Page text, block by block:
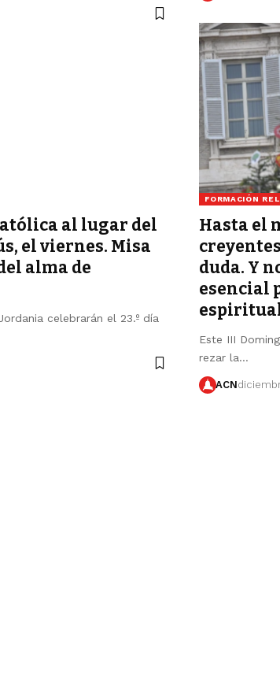
al lugar del
el viernes. Misa
alma de
celebrarán el 23.º día
FORMACIÓN
Hasta el
duda. Y
esencial
Este III
rezar la…
ACN